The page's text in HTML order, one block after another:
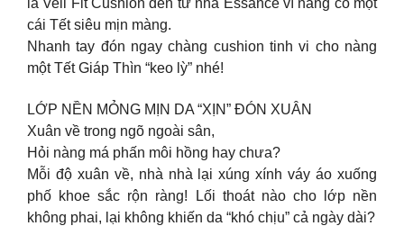
cái Tết siêu mịn màng.
Nhanh tay đón ngay chàng cushion tinh vi cho nàng
một Tết Giáp Thìn “keo lỳ” nhé!
LỚP NỀN MỎNG MỊN DA “XỊN” ĐÓN XUÂN
Xuân về trong ngõ ngoài sân,
Hỏi nàng má phấn môi hồng hay chưa?
Mỗi độ xuân về, nhà nhà lại xúng xính váy áo xuống
phố khoe sắc rộn ràng! Lối thoát nào cho lớp nền
không phai, lại không khiến da “khó chịu” cả ngày dài?